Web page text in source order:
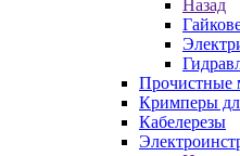
Назад
Кримперы
Кабелерезы